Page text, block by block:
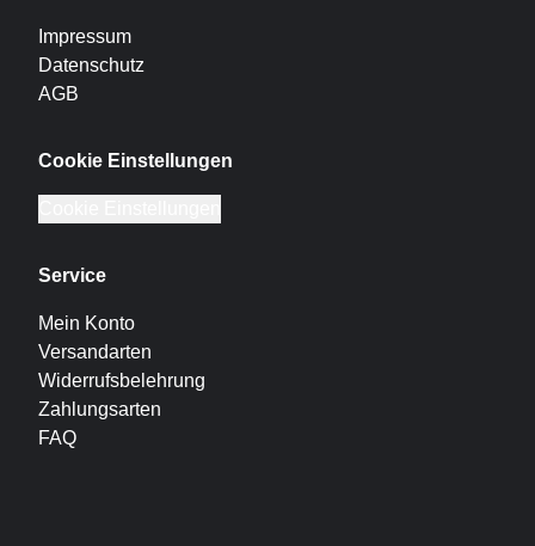
Impressum
Datenschutz
AGB
Cookie Einstellungen
Service
Mein Konto
Versandarten
Widerrufsbelehrung
Zahlungsarten
FAQ